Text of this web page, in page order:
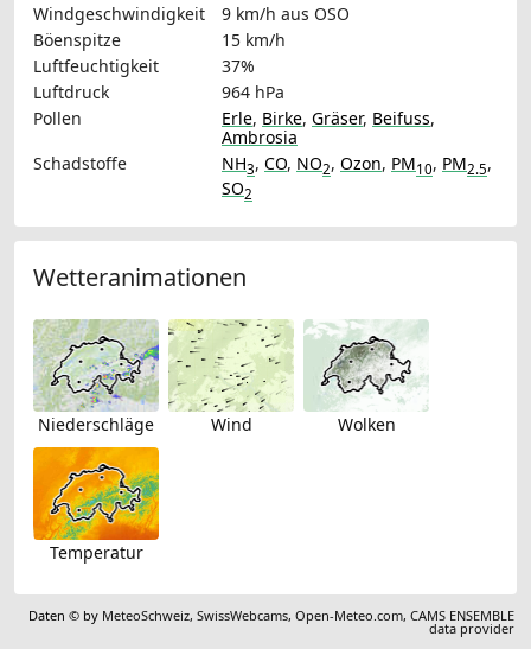
Windgeschwindigkeit
9 km/h aus OSO
Böenspitze
15 km/h
Luftfeuchtigkeit
37%
Luftdruck
964 hPa
Pollen
Erle, Birke, Gräser, Beifuss,
Ambrosia
Schadstoffe
NH3, CO, NO2, Ozon, PM10, PM2.5,
SO2
Wetteranimationen
Niederschläge Wind Wolken
Temperatur
Daten © by MeteoSchweiz,SwissWebcams,Open-Meteo.com,CAMS ENSEMBLE
data provider